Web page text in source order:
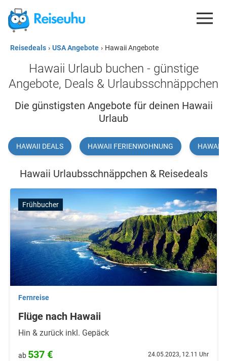
REISEDEALS
GUTSCHEINE
ESIM
REISEBLOG
Reisedeals › USA Angebote › Hawaii Angebote
Hawaii Urlaub buchen - günstige
Angebote, Deals & Urlaubsschnäppchen
Die günstigsten Angebote für deinen Hawaii
Urlaub
HAWAII DEALS HAWAII FERIENWOHNUNG HAWAII
Hawaii Urlaubsschnäppchen & Reisedeals
Frühbucher
Fernreise
Flüge nach Hawaii
Hin & zurück inkl. Gepäck
ab 537 € 24.05.2023, 12.11 Uhr